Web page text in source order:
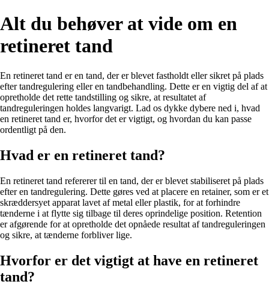
Alt du behøver at vide om en
retineret tand
En retineret tand er en tand, der er blevet fastholdt eller sikret på plads
efter tandregulering eller en tandbehandling. Dette er en vigtig del af at
opretholde det rette tandstilling og sikre, at resultatet af
tandreguleringen holdes langvarigt. Lad os dykke dybere ned i, hvad
en retineret tand er, hvorfor det er vigtigt, og hvordan du kan passe
ordentligt på den.
Hvad er en retineret tand?
En retineret tand refererer til en tand, der er blevet stabiliseret på plads
efter en tandregulering. Dette gøres ved at placere en retainer, som er et
skræddersyet apparat lavet af metal eller plastik, for at forhindre
tænderne i at flytte sig tilbage til deres oprindelige position. Retention
er afgørende for at opretholde det opnåede resultat af tandreguleringen
og sikre, at tænderne forbliver lige.
Hvorfor er det vigtigt at have en retineret
tand?